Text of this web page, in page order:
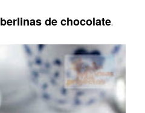
berlinas de chocolate.